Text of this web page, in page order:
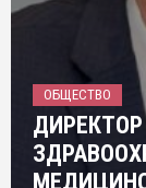
ОБЩЕСТВО